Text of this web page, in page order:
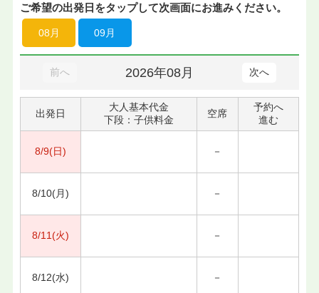
ご希望の出発日をタップして次画面にお進みください。
08月 09月
前へ 2026年08月 次へ
出発日
大人基本代金
下段：子供料金
空席
予約へ
進む
8/9(日) －
8/10(月) －
8/11(火) －
8/12(水) －